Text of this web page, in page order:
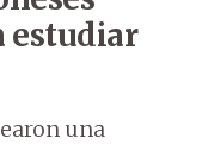
estudiar
una